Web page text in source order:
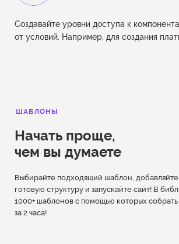
Создавайте уровни доступа к
от условий. Например, для создания
ШАБЛОНЫ
Начать проще,
чем вы думаете
Выбирайте подходящий шаблон, добавляйте
готовую структуру и запускайте сайт! В
1000+ шаблонов с помощью которых
за 2 часа!